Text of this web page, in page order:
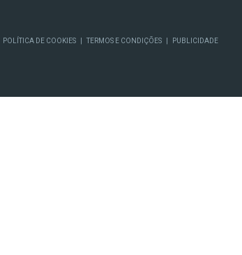
POLÍTICA DE COOKIES TERMOS E CONDIÇÕES PUBLICIDADE